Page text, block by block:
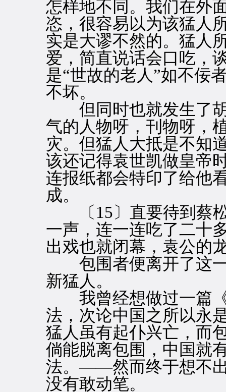
怎样地不同。我们在外
恣，很容易以为该猛人
实是大谬不然的。猛人
爱，简直说话会口吃，
是“世故的老人”如不佞
不坏。
但同时也就发生了胡
气的人物呀，刊物呀，
灾。但猛人大抵是不知
该还记得袁世凯做皇帝
连报纸都会特印了给他
成。
〔15〕直要待到蔡松
一声，连一连吃了二十
出戏也就闭幕，袁公的
包围者便离开了这一
新猛人。
我曾经想做过一篇《
法，次论中国之所以永
猛人虽有起仆兴亡，而
倘能脱离包围，中国就
法。——然而终于想不
没有敢动笔。